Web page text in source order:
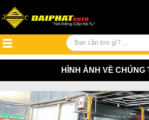
HÌNH ẢNH VỀ CHÚNG